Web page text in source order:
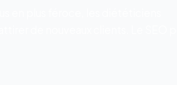
en plus féroce, les diététiciens
de nouveaux clients. Le SEO